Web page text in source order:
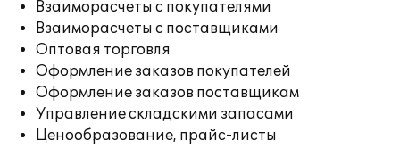
Взаиморасчеты с покупателями
Взаиморасчеты с поставщиками
Оптовая торговля
Оформление заказов покупателей
Оформление заказов поставщикам
Управление складскими запасами
Ценообразование, прайс-листы